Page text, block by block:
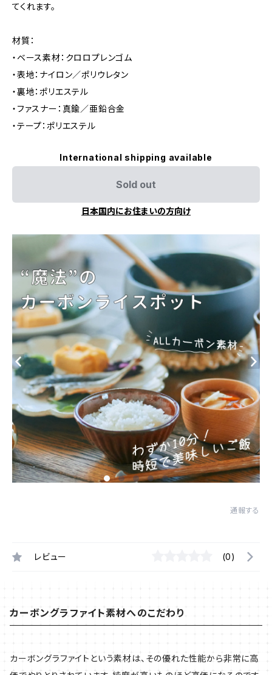
てくれます。
材質：
・ベース素材：クロロプレンゴム
・表地：ナイロン／ポリウレタン
・裏地：ポリエステル
・ファスナー：真鍮／亜鉛合金
・テープ：ポリエステル
International shipping available
Sold out
日本国内にお住まいの方向け
通報する
レビュー (0)
カーボングラファイト素材へのこだわり
カーボングラファイトという素材は、その優れた性能から非常に高